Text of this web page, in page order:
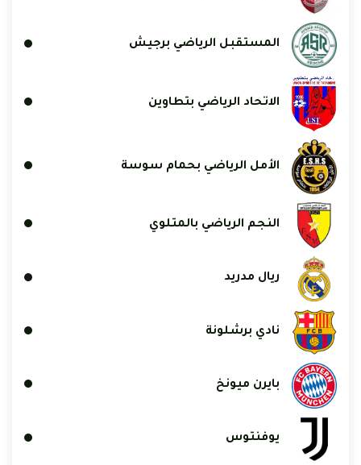
المستقبل الرياضي برجيش
الاتحاد الرياضي بتطاوين
الأمل الرياضي بحمام سوسة
النجم الرياضي بالمتلوي
ريال مدريد
نادي برشلونة
بايرن ميونخ
يوفنتوس